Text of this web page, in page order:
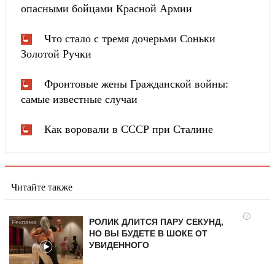
опасными бойцами Красной Армии
Что стало с тремя дочерьми Соньки
Золотой Ручки
Фронтовые жены Гражданской войны:
самые известные случаи
Как воровали в СССР при Сталине
Читайте также
i
РОЛИК ДЛИТСЯ ПАРУ СЕКУНД,
НО ВЫ БУДЕТЕ В ШОКЕ ОТ
УВИДЕННОГО